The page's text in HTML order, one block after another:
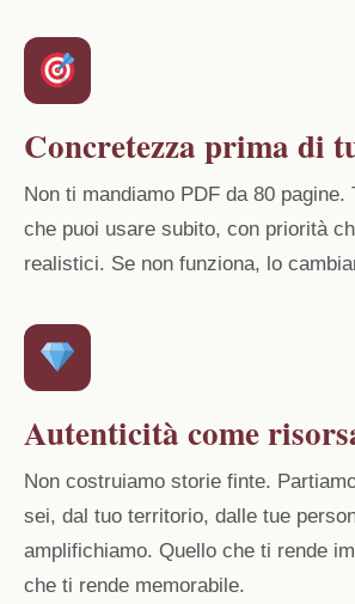
Concretezza prima di
Non ti mandiamo PDF da 80 pagine.
che puoi usare subito, con priorità
realistici. Se non funziona, lo
Autenticità come
Non costruiamo storie finte.
sei, dal tuo territorio, dalle tue
amplifichiamo. Quello che ti rende
che ti rende memorabile.